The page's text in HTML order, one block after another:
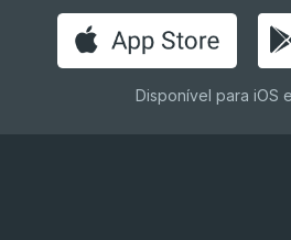
Disponível para iOS